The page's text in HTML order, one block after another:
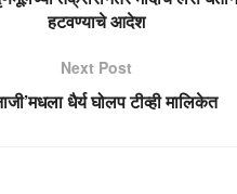
हटवण्याचे आदेश
Next Post
धैर्य घोलप टीव्ही मालिकेत